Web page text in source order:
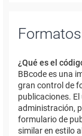
¿Qué es el
BBcode es una
gran control de
publicaciones.
administración,
formulario de
similar en estilo